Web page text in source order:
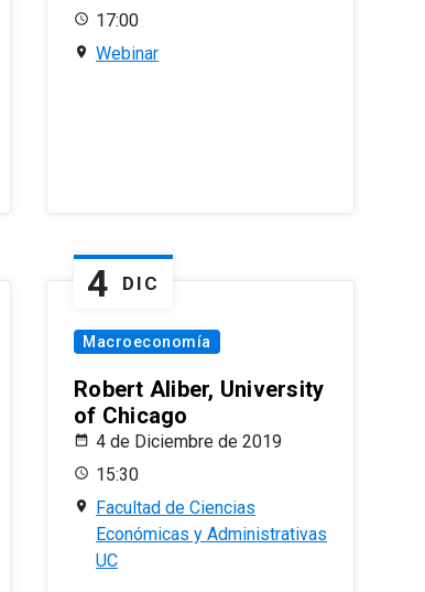
17:00
Webinar
4 DIC
Macroeconomía
Robert Aliber, University
of Chicago
4 de Diciembre de 2019
15:30
Facultad de Ciencias
Económicas y Administrativas
UC